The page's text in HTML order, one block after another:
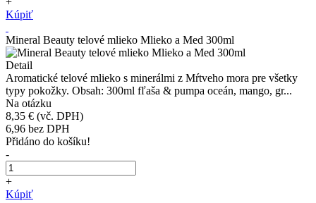
Kúpiť
Mineral Beauty telové mlieko Mlieko a Med 300ml
Detail
Aromatické telové mlieko s minerálmi z Mŕtveho mora pre všetky
typy pokožky. Obsah: 300ml fľaša & pumpa oceán, mango, gr...
Na otázku
8,35 € (vč. DPH)
6,96 bez DPH
Přidáno do košíku!
-
+
Kúpiť